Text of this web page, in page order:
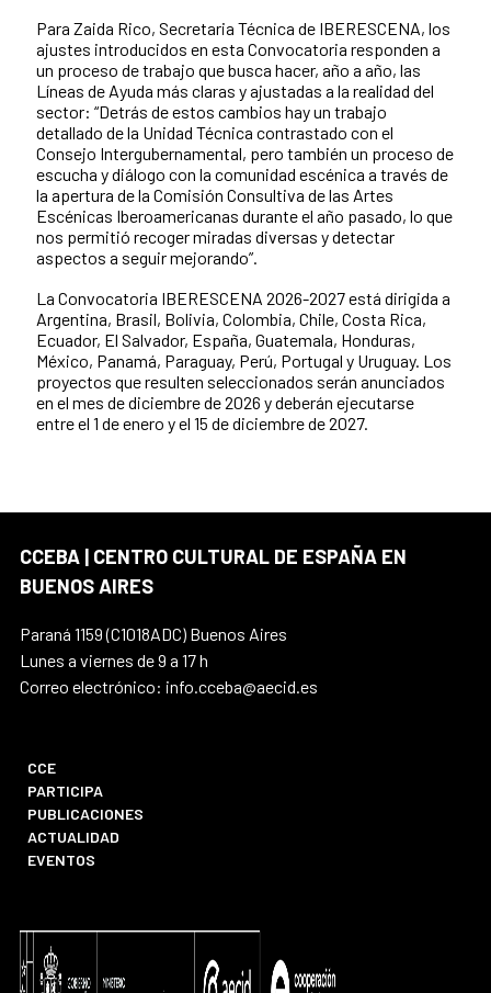
Para Zaida Rico, Secretaria Técnica de IBERESCENA, los
ajustes introducidos en esta Convocatoria responden a
un proceso de trabajo que busca hacer, año a año, las
Líneas de Ayuda más claras y ajustadas a la realidad del
sector: “Detrás de estos cambios hay un trabajo
detallado de la Unidad Técnica contrastado con el
Consejo Intergubernamental, pero también un proceso de
escucha y diálogo con la comunidad escénica a través de
la apertura de la Comisión Consultiva de las Artes
Escénicas Iberoamericanas durante el año pasado, lo que
nos permitió recoger miradas diversas y detectar
aspectos a seguir mejorando”.
La Convocatoria IBERESCENA 2026-2027 está dirigida a
Argentina, Brasil, Bolivia, Colombia, Chile, Costa Rica,
Ecuador, El Salvador, España, Guatemala, Honduras,
México, Panamá, Paraguay, Perú, Portugal y Uruguay. Los
proyectos que resulten seleccionados serán anunciados
en el mes de diciembre de 2026 y deberán ejecutarse
entre el 1 de enero y el 15 de diciembre de 2027.
CCEBA | CENTRO CULTURAL DE ESPAÑA EN
BUENOS AIRES
Paraná 1159 (C1018ADC) Buenos Aires
Lunes a viernes de 9 a 17 h
Correo electrónico: info.cceba@aecid.es
CCE
PARTICIPA
PUBLICACIONES
ACTUALIDAD
EVENTOS